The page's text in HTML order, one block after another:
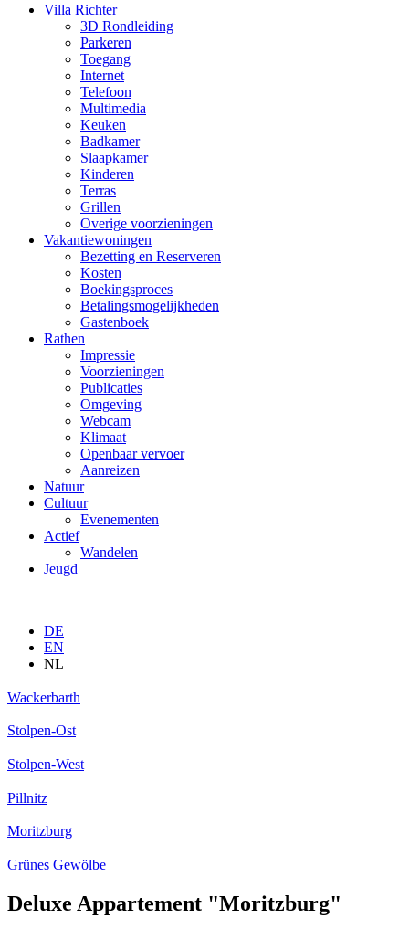
Villa Richter
3D Rondleiding
Parkeren
Toegang
Internet
Telefoon
Multimedia
Keuken
Badkamer
Slaapkamer
Kinderen
Terras
Grillen
Overige voorzieningen
Vakantiewoningen
Bezetting en Reserveren
Kosten
Boekingsproces
Betalingsmogelijkheden
Gastenboek
Rathen
Impressie
Voorzieningen
Publicaties
Omgeving
Webcam
Klimaat
Openbaar vervoer
Aanreizen
Natuur
Cultuur
Evenementen
Actief
Wandelen
Jeugd
DE
EN
NL
Wackerbarth
Stolpen-Ost
Stolpen-West
Pillnitz
Moritzburg
Grünes Gewölbe
Deluxe Appartement "Moritzburg"